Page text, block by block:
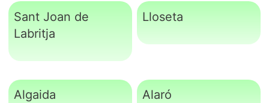
Sant Joan de
Labritja
Lloseta
Algaida Alaró